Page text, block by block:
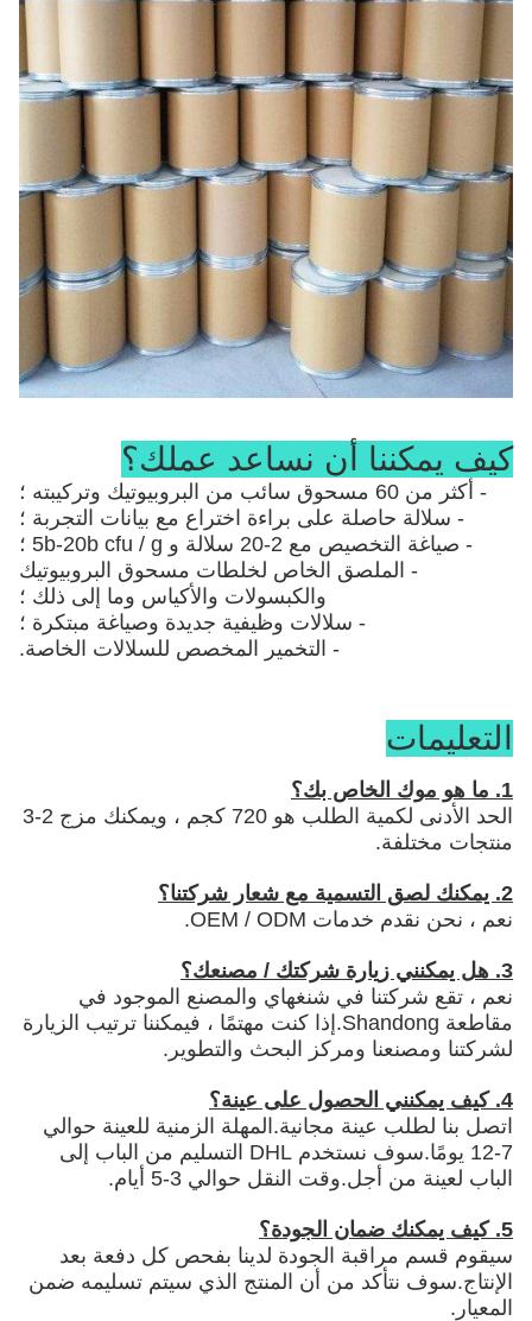
كيف يمكننا أن نساعد عملك؟
- أكثر من 60 مسحوق سائب من البروبيوتيك وتركيبته ؛
- سلالة حاصلة على براءة اختراع مع بيانات التجربة ؛
- صياغة التخصيص مع 2-20 سلالة و 5b-20b cfu / g ؛
- الملصق الخاص لخلطات مسحوق البروبيوتيك
والكبسولات والأكياس وما إلى ذلك ؛
- سلالات وظيفية جديدة وصياغة مبتكرة ؛
- التخمير المخصص للسلالات الخاصة.
التعليمات
1. ما هو موك الخاص بك؟
الحد الأدنى لكمية الطلب هو 720 كجم ، ويمكنك مزج 2-3
منتجات مختلفة.
2. يمكنك لصق التسمية مع شعار شركتنا؟
نعم ، نحن نقدم خدمات OEM / ODM.
3. هل يمكنني زيارة شركتك / مصنعك؟
نعم ، تقع شركتنا في شنغهاي والمصنع الموجود في
مقاطعة Shandong.إذا كنت مهتمًا ، فيمكننا ترتيب الزيارة
لشركتنا ومصنعنا ومركز البحث والتطوير.
4. كيف يمكنني الحصول على عينة؟
اتصل بنا لطلب عينة مجانية.المهلة الزمنية للعينة حوالي
7-12 يومًا.سوف نستخدم DHL التسليم من الباب إلى
الباب لعينة من أجل.وقت النقل حوالي 3-5 أيام.
5. كيف يمكنك ضمان الجودة؟
سيقوم قسم مراقبة الجودة لدينا بفحص كل دفعة بعد
الإنتاج.سوف نتأكد من أن المنتج الذي سيتم تسليمه ضمن
المعيار.